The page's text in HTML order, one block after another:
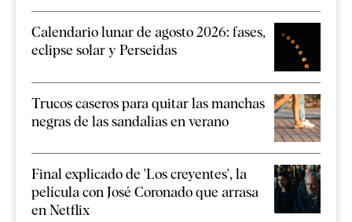
Calendario lunar de agosto 2026: fases,
eclipse solar y Perseidas
Trucos caseros para quitar las manchas
negras de las sandalias en verano
Final explicado de 'Los creyentes', la
película con José Coronado que arrasa
en Netflix